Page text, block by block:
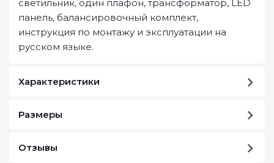
светильник, один плафон, трансформатор, LED
панель, балансировочный комплект,
инструкция по монтажу и эксплуатации на
русском языке.
Характеристики
Размеры
Отзывы